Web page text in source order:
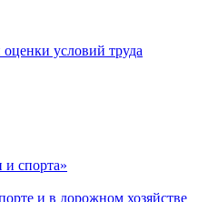
условий труда
спорта»
и в дорожном хозяйстве